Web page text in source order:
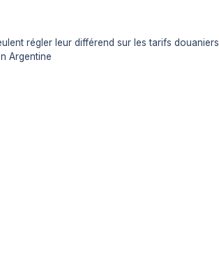
régler leur différend sur les tarifs douaniers
Argentine